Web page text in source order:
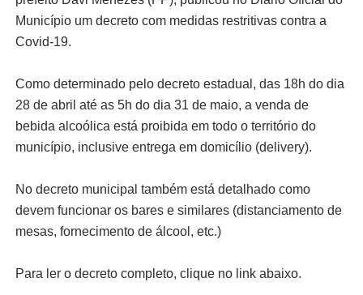
Município um decreto com medidas restritivas contra a
Covid-19.
Como determinado pelo decreto estadual, das 18h do dia
28 de abril até as 5h do dia 31 de maio, a venda de
bebida alcoólica está proibida em todo o território do
município, inclusive entrega em domicílio (delivery).
No decreto municipal também está detalhado como
devem funcionar os bares e similares (distanciamento de
mesas, fornecimento de álcool, etc.)
Para ler o decreto completo, clique no link abaixo.